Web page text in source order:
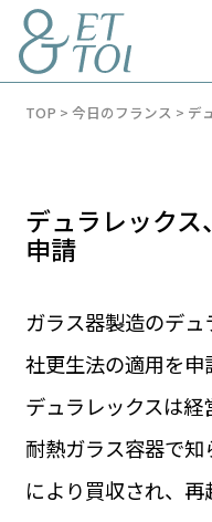
リュクス
GOURMET
グルメ
ライフスタイル
TOP > 今日のフランス > デ
デュラレック
申請
ガラス器製造のデ
社更生法の適用を申
デュラレックスは
耐熱ガラス容器で知
により買収され、